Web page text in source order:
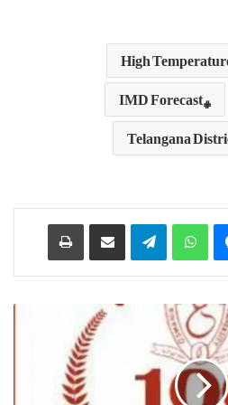
High
IMD Forecast
Telangana
WhatsApp
Telegram